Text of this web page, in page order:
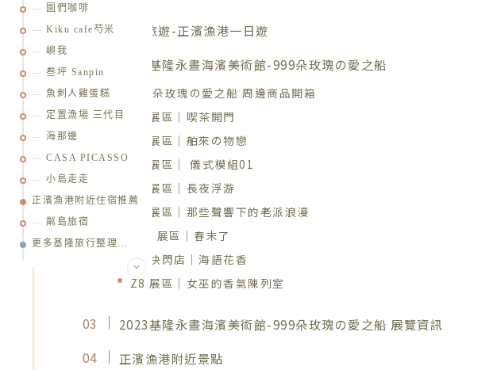
基隆旅遊-正濱漁港一日遊
2023基隆永晝海濱美術館-999朵玫瑰の愛之船
999朵玫瑰の愛之船 周邊商品開箱
Z1 展區｜喫茶開門
Z2 展區｜舶來の物戀
Z3 展區｜ 儀式模組01
Z5 展區｜長夜浮游
Z9 展區｜那些聲響下的老派浪漫
Z10 展區｜春末了
Z4 快閃店｜海語花香
Z8 展區｜女巫的香氣陳列室
2023基隆永晝海濱美術館-999朵玫瑰の愛之船 展覽資訊
正濱漁港附近景點
圖們咖啡
Kiku cafe芍米
嶼我
叁坪 Sanpin
魚刺人雞蛋糕
定置漁場 三代目
海那邊
CASA PICASSO
小島走走
正濱漁港附近住宿推薦
粼島旅宿
更多基隆旅行整理…